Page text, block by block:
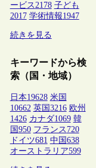
ービス2178 子ども
2017 学術情報1947
続きを見る
キーワードから検
索（国・地域）
日本19628 米国
10662 英国 3216 欧州
1426 カナダ1069 韓
国 950 フランス 720
ドイツ681 中国 638
オーストラリア599